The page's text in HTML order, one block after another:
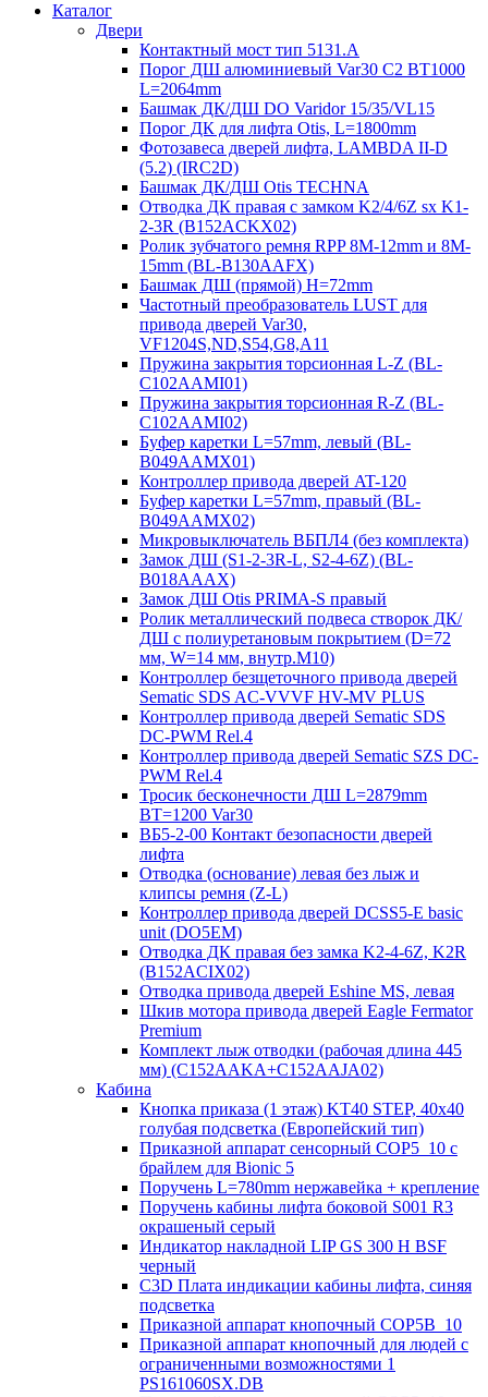
Каталог
Двери
Контактный мост тип 5131.A
Порог ДШ алюминиевый Var30 C2 BT1000
L=2064mm
Башмак ДК/ДШ DO Varidor 15/35/VL15
Порог ДК для лифта Otis, L=1800mm
Фотозавеса дверей лифта, LAMBDA II-D
(5.2) (IRC2D)
Башмак ДК/ДШ Otis TECHNA
Отводка ДК правая с замком K2/4/6Z sx K1-
2-3R (B152ACKX02)
Ролик зубчатого ремня RPP 8M-12mm и 8M-
15mm (BL-B130AAFX)
Башмак ДШ (прямой) H=72mm
Частотный преобразователь LUST для
привода дверей Var30,
VF1204S,ND,S54,G8,A11
Пружина закрытия торсионная L-Z (BL-
C102AAMI01)
Пружина закрытия торсионная R-Z (BL-
C102AAMI02)
Буфер каретки L=57mm, левый (BL-
B049AAMX01)
Контроллер привода дверей AT-120
Буфер каретки L=57mm, правый (BL-
B049AAMX02)
Микровыключатель ВБПЛ4 (без комплекта)
Замок ДШ (S1-2-3R-L, S2-4-6Z) (BL-
B018AAAX)
Замок ДШ Otis PRIMA-S правый
Ролик металлический подвеса створок ДК/
ДШ с полиуретановым покрытием (D=72
мм, W=14 мм, внутр.М10)
Контроллер безщеточного привода дверей
Sematiс SDS AC-VVVF HV-MV PLUS
Контроллер привода дверей Sematic SDS
DC-PWM Rel.4
Контроллер привода дверей Sematic SZS DC-
PWM Rel.4
Тросик бесконечности ДШ L=2879mm
BT=1200 Var30
ВБ5-2-00 Контакт безопасности дверей
лифта
Отводка (основание) левая без лыж и
клипсы ремня (Z-L)
Контроллер привода дверей DCSS5-E basic
unit (DO5EM)
Отводка ДК правая без замка K2-4-6Z, K2R
(B152ACIX02)
Отводка привода дверей Eshine MS, левая
Шкив мотора привода дверей Eagle Fermator
Premium
Комплект лыж отводки (рабочая длина 445
мм) (C152AAKA+C152AAJA02)
Кабина
Кнопка приказа (1 этаж) KT40 STEP, 40х40
голубая подсветка (Европейский тип)
Приказной аппарат сенсорный COP5_10 с
брайлем для Bionic 5
Поручень L=780mm нержавейка + крепление
Поручень кабины лифта боковой S001 R3
окрашеный серый
Индикатор накладной LIP GS 300 H BSF
черный
C3D Плата индикации кабины лифта, синяя
подсветка
Приказной аппарат кнопочный COP5B_10
Приказной аппарат кнопочный для людей с
ограниченными возможностями 1
PS161060SX.DB